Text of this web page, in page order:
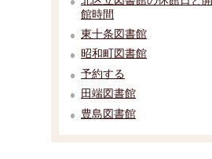
館時間
東十条図書館
昭和町図書館
予約する
田端図書館
豊島図書館